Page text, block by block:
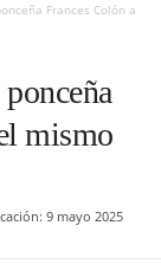
Frances Colón a
mismo
9 mayo 2025